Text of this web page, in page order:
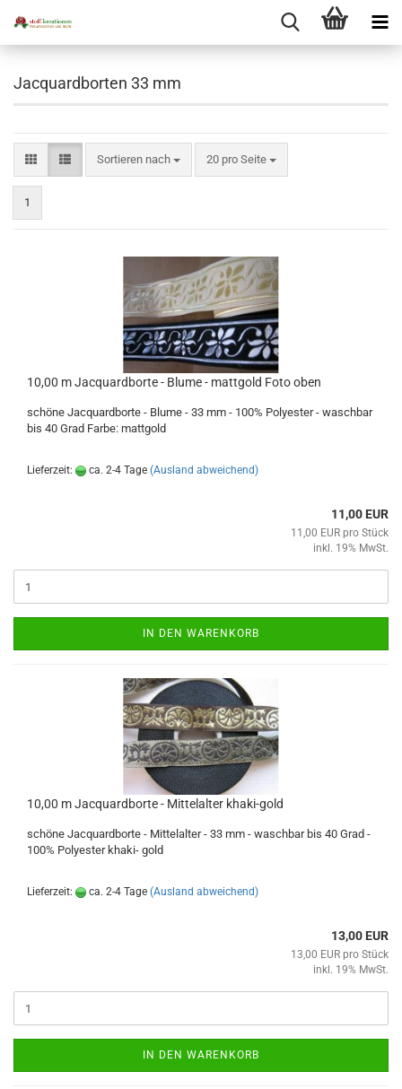
Jacquardborten 33 mm
Sortieren nach
Sortieren nach 20 pro Seite
pro Seite
1
10,00 m Jacquardborte - Blume - mattgold Foto oben
schöne Jacquardborte - Blume - 33 mm - 100% Polyester - waschbar
bis 40 Grad Farbe: mattgold
Lieferzeit: ca. 2-4 Tage (Ausland abweichend)
11,00 EUR
11,00 EUR pro Stück
inkl. 19% MwSt.
IN DEN WARENKORB
10,00 m Jacquardborte - Mittelalter khaki-gold
schöne Jacquardborte - Mittelalter - 33 mm - waschbar bis 40 Grad -
100% Polyester khaki- gold
Lieferzeit: ca. 2-4 Tage (Ausland abweichend)
13,00 EUR
13,00 EUR pro Stück
inkl. 19% MwSt.
IN DEN WARENKORB